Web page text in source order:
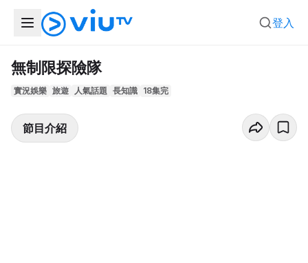
登入
無制限探險隊
實況娛樂 旅遊 人氣話題 長知識 18集完
節目介紹